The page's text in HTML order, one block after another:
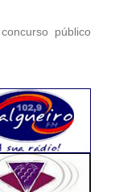
público